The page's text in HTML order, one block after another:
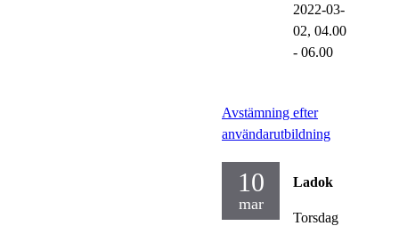
2022-03-
02, 04.00
- 06.00
Avstämning efter
användarutbildning
10
mar
Ladok
Torsdag